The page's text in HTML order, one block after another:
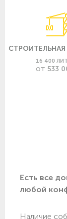
16 400
ОТ 533
Есть все
любой
Наличие